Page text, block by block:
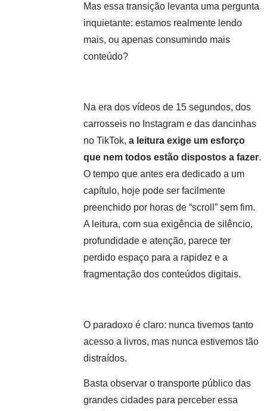
Mas essa transição levanta uma pergunta
inquietante: estamos realmente lendo
mais, ou apenas consumindo mais
conteúdo?
Na era dos vídeos de 15 segundos, dos
carrosseis no Instagram e das dancinhas
no TikTok, a leitura exige um esforço
que nem todos estão dispostos a fazer.
O tempo que antes era dedicado a um
capítulo, hoje pode ser facilmente
preenchido por horas de “scroll” sem fim.
A leitura, com sua exigência de silêncio,
profundidade e atenção, parece ter
perdido espaço para a rapidez e a
fragmentação dos conteúdos digitais.
O paradoxo é claro: nunca tivemos tanto
acesso a livros, mas nunca estivemos tão
distraídos.
Basta observar o transporte público das
grandes cidades para perceber essa